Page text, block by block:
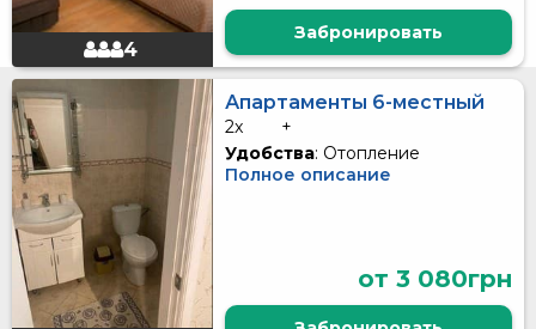
4
Забронировать
Апартаменты 6-местный
2x
+
Удобства: Отопление
Полное описание
от 3 080грн